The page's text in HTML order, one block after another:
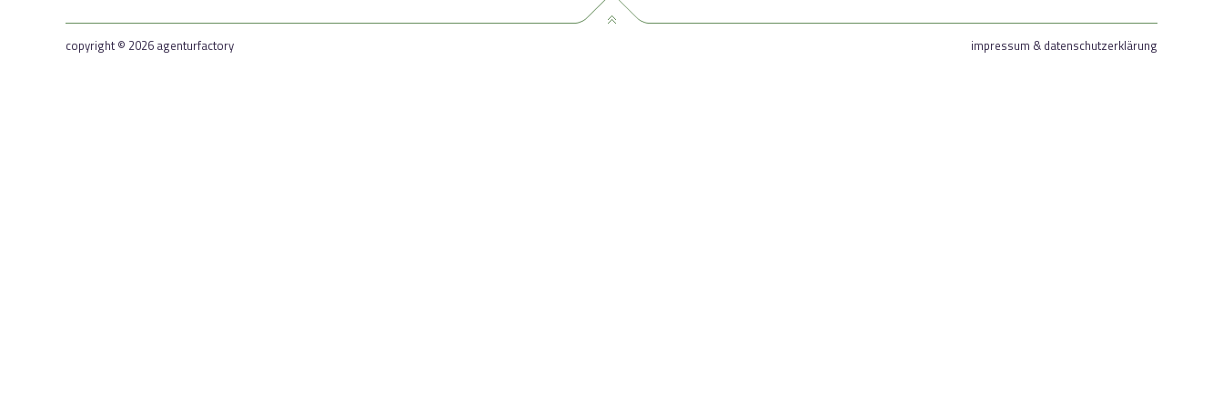
copyright © 2026 agenturfactory impressum & datenschutzerklärung